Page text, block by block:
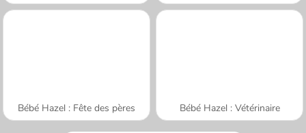
Bébé Hazel : Fête des pères Bébé Hazel : Vétérinaire